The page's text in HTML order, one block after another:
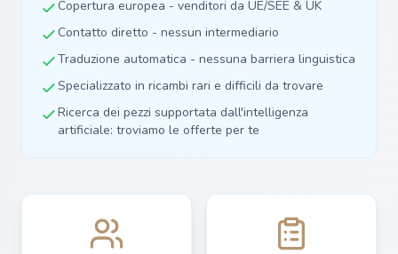
Copertura europea - venditori da UE/SEE & UK
Contatto diretto - nessun intermediario
Traduzione automatica - nessuna barriera linguistica
Specializzato in ricambi rari e difficili da trovare
Ricerca dei pezzi supportata dall'intelligenza
artificiale: troviamo le offerte per te